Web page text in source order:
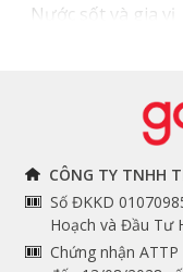
Nước sốt và gia vị
THÔNG TIN
Chính sách và
chung
CÔNG TY TNHH
Số ĐKKD
Hoạch và Đầu Tư
Chứng nhận